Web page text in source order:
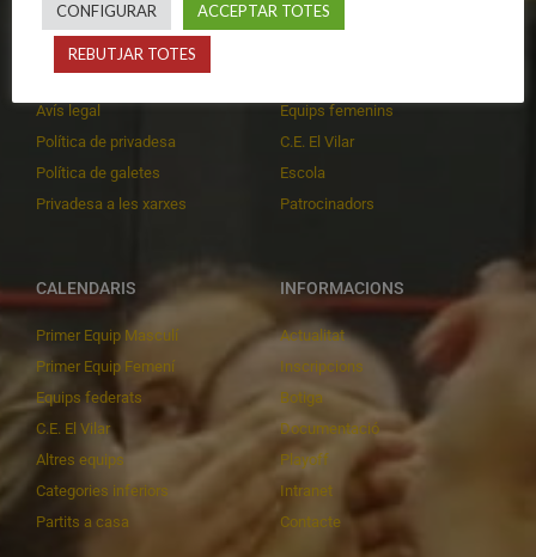
Història
Organització
Avís legal
Política de privadesa
Política de galetes
Privadesa a les xarxes
Primer equip masculí
Equips femenins
C.E. El Vilar
Escola
Patrocinadors
CALENDARIS
Primer Equip Masculí
Primer Equip Femení
Equips federats
C.E. El Vilar
Altres equips
Categories inferiors
Partits a casa
INFORMACIONS
Actualitat
Inscripcions
Botiga
Documentació
Playoff
Intranet
Contacte
CONFIGURAR ACCEPTAR TOTES
REBUTJAR TOTES